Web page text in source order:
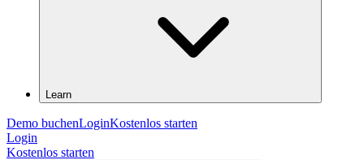
Learn
Demo buchenLoginKostenlos starten
Login
Kostenlos starten